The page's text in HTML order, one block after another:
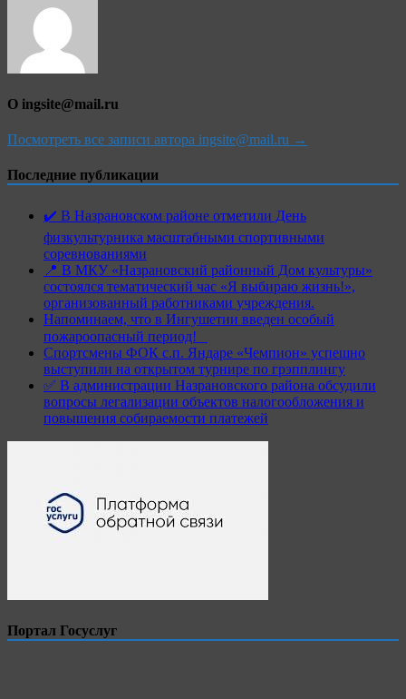
О ingsite@mail.ru
Посмотреть все записи автора ingsite@mail.ru →
Последние публикации
✔️ В Назрановском районе отметили День
физкультурника масштабными спортивными
соревнованиями
📍 В МКУ «Назрановский районный Дом культуры»
состоялся тематический час «Я выбираю жизнь!»,
организованный работниками учреждения.
Напоминаем, что в Ингушетии введен особый
пожароопасный период!⁣⁣⠀
Спортсмены ФОК с.п. Яндаре «Чемпион» успешно
выступили на открытом турнире по грэпплингу
✅ В администрации Назрановского района обсудили
вопросы легализации объектов налогообложения и
повышения собираемости платежей
Портал Госуслуг